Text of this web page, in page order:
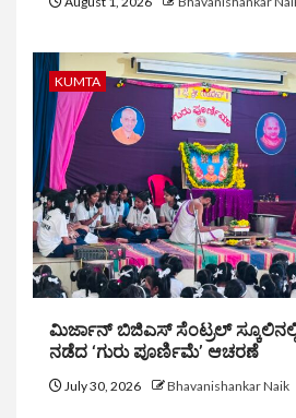
KUMTA
ಮಿರ್ಜಾನ್ ಬಿಜಿಎಸ್ ಸೆಂಟ್ರಲ್ ಸ್ಕೂಲಿನಲ್ಲಿ
ನಡೆದ ‘ಗುರು ಪೂರ್ಣಿಮೆ’ ಆಚರಣೆ
July 30, 2026 Bhavanishankar Naik